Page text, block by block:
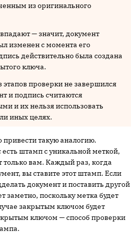
из оригинального
— значит, документ
изменен с момента его
действительно была создана
ключа.
этапов проверки не завершился
и подпись считаются
и их нельзя использовать
иных целях.
такую аналогию.
есть штамп с уникальной меткой,
вам. Каждый раз, когда
вы ставите этот штамп. Если
документ и поставить другой
заметно, поскольку метка будет
закрытым ключом будет
ключом — способ проверки